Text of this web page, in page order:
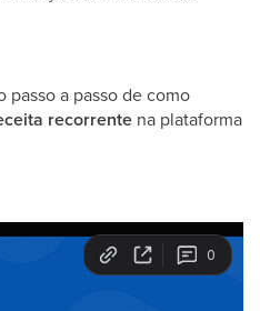
passo a passo de como
recorrente na plataforma